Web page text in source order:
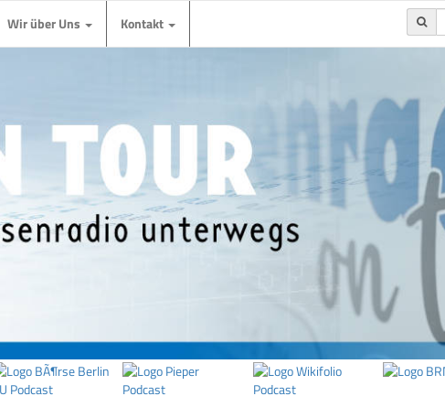
Wir über Uns Kontakt